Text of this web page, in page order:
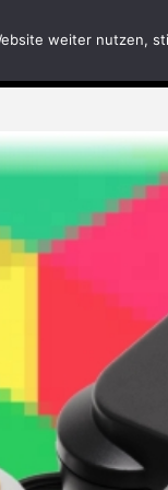
weiter nutzen,